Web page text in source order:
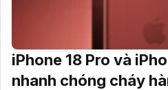
iPhone 18 Pro và
nhanh chóng cháy